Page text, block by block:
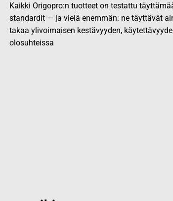
Kaikki Origopro:n tuotteet on testattu
standardit — ja vielä enemmän: ne täyttävät
takaa ylivoimaisen kestävyyden,
olosuhteissa